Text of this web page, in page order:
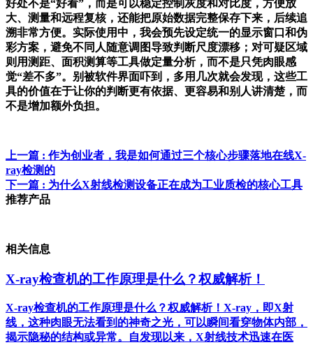
好处不是“好看”，而是可以稳定控制灰度和对比度，方便放
大、测量和远程复核，还能把原始数据完整保存下来，后续追
溯非常方便。实际使用中，我会预先设定统一的显示窗口和伪
彩方案，避免不同人随意调图导致判断尺度漂移；对可疑区域
则用测距、面积测算等工具做定量分析，而不是只凭肉眼感
觉“差不多”。别被软件界面吓到，多用几次就会发现，这些工
具的价值在于让你的判断更有依据、更容易和别人讲清楚，而
不是增加额外负担。
上一篇 : 作为创业者，我是如何通过三个核心步骤落地在线X-
ray检测的
下一篇 : 为什么X射线检测设备正在成为工业质检的核心工具
推荐产品
相关信息
X-ray检查机的工作原理是什么？权威解析！
X-ray检查机的工作原理是什么？权威解析！X-ray，即X射
线，这种肉眼无法看到的神奇之光，可以瞬间看穿物体内部，
揭示隐秘的结构或异常。自发现以来，X射线技术迅速在医